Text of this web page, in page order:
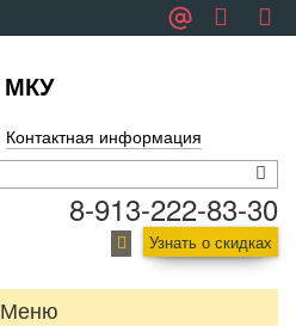
МКУ
Контактная информация
8-913-222-83-30
Узнать о скидках
Меню